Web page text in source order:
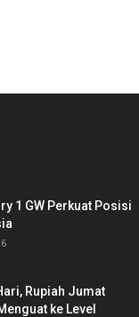
1 GW Perkuat Posisi
Rupiah Jumat
ke Level